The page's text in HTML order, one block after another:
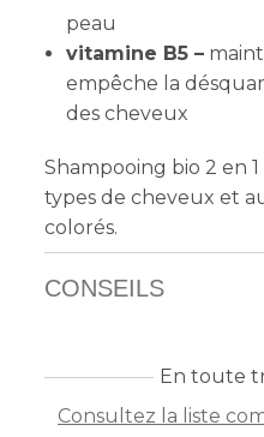
peau
vitamine B5 –
empêche la
des cheveux
Shampooing bio 2 en
types de cheveux et
colorés.
CONSEILS
En toute
Consultez la liste